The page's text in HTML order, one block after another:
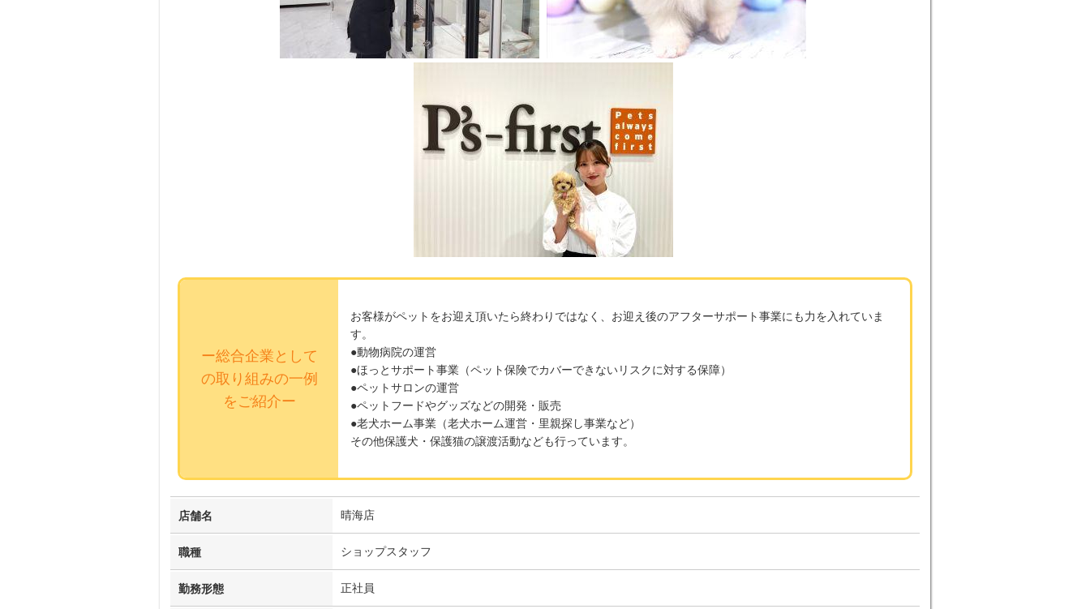
ー総合企業として
の取り組みの一例
をご紹介ー
お客様がペットをお迎え頂いたら終わりではなく、お迎え後のアフターサポート事業にも力を入れていま
す。
●動物病院の運営
●ほっとサポート事業（ペット保険でカバーできないリスクに対する保障）
●ペットサロンの運営
●ペットフードやグッズなどの開発・販売
●老犬ホーム事業（老犬ホーム運営・里親探し事業など）
その他保護犬・保護猫の譲渡活動なども行っています。
店舗名 晴海店
職種 ショップスタッフ
勤務形態 正社員